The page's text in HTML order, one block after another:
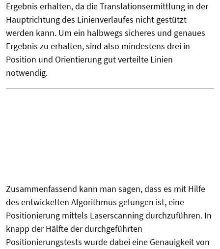
Ergebnis erhalten, da die Translationsermittlung in der
Hauptrichtung des Linienverlaufes nicht gestützt
werden kann. Um ein halbwegs sicheres und genaues
Ergebnis zu erhalten, sind also mindestens drei in
Position und Orientierung gut verteilte Linien
notwendig.
Zusammenfassend kann man sagen, dass es mit Hilfe
des entwickelten Algorithmus gelungen ist, eine
Positionierung mittels Laserscanning durchzuführen. In
knapp der Hälfte der durchgeführten
Positionierungstests wurde dabei eine Genauigkeit von